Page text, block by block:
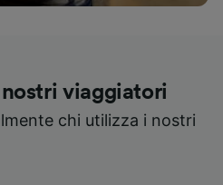
viaggiatori
chi utilizza i nostri